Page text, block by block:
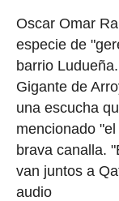
Oscar Omar
especie de
barrio
Gigante de
una escucha
mencionado
brava canalla.
van juntos a
audio